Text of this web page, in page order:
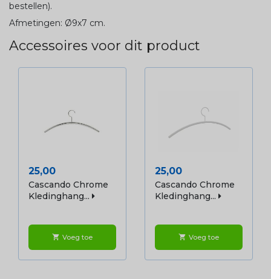
bestellen).
Afmetingen: Ø9x7 cm.
Accessoires voor dit product
Prijs
25,00
Cascando Chrome
Kledinghang...
shopping_cart Voeg toe
Prijs
25,00
Cascando Chrome
Kledinghang...
shopping_cart Voeg toe